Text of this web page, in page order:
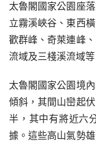
太魯閣國家公園座
立霧溪峽谷、東西
歡群峰、奇萊連峰
流域及三棧溪流域
太魯閣國家公園境
傾斜，其間山巒起
半，其中有將近六
據。這些高山氣勢